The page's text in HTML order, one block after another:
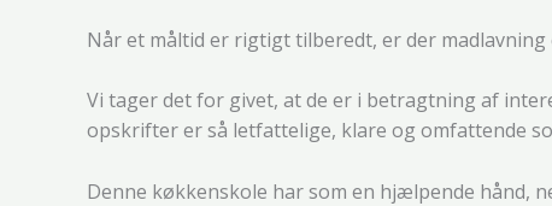
Når et måltid er rigtigt tilberedt, er der
Vi tager det for givet, at de er i betragtning af
opskrifter er så letfattelige, klare og omfattende
Denne køkkenskole har som en hjælpende hånd,